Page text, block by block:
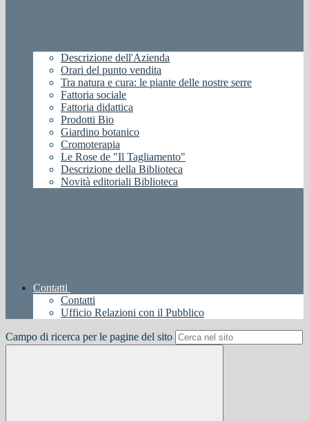
Descrizione dell'Azienda
Orari del punto vendita
Tra natura e cura: le piante delle nostre serre
Fattoria sociale
Fattoria didattica
Prodotti Bio
Giardino botanico
Cromoterapia
Le Rose de "Il Tagliamento"
Descrizione della Biblioteca
Novità editoriali Biblioteca
Contatti
Contatti
Ufficio Relazioni con il Pubblico
Campo di ricerca per le pagine del sito